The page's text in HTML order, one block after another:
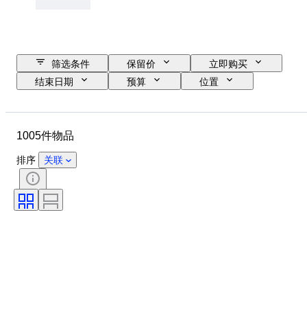
筛选条件 保留价
立即购买
结束日期
预算
位置
状态
款式
颜色
报时
时代
1005件物品
排序 关联